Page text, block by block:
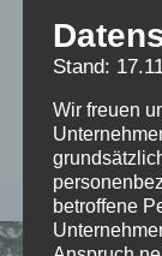
Stand:
Wir freuen
betroffene